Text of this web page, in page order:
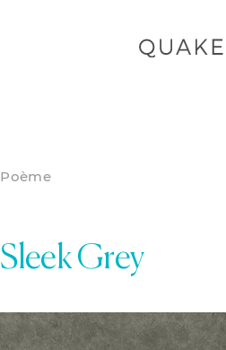
Poème
Sleek Grey